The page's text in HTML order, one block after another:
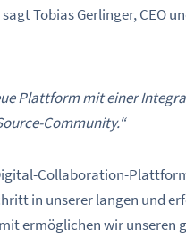
Tobias Gerlinger, CEO
Plattform mit einer
Community.“
Collaboration-
in unserer langen und
ermöglichen wir unseren